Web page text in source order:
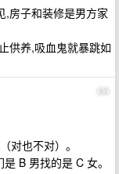
,房子和装修是男方家
供养,吸血鬼就暴跳如
83
对也不对）。
B 男找的是 C 女。